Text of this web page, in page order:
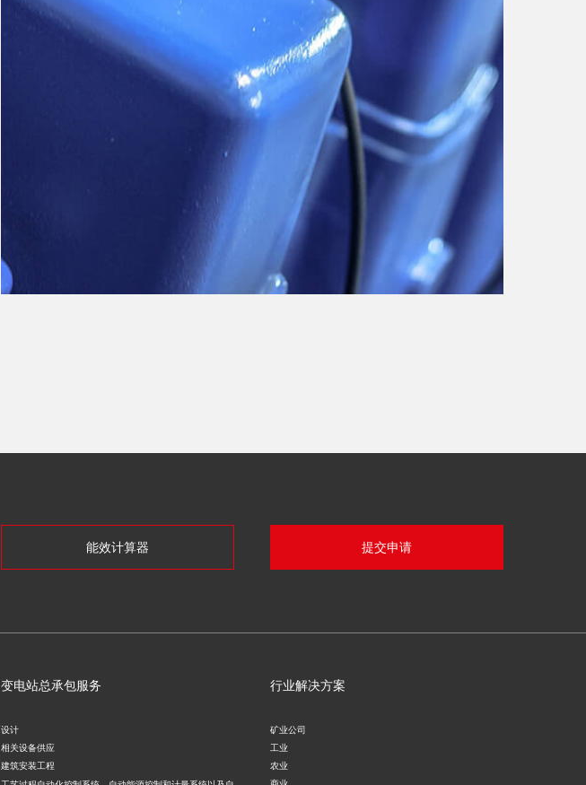
提交申请
设计
相关设备供应
建筑安装工程
变电站总承包服务
矿业公司
工业
农业
行业解决方案
能效计算器